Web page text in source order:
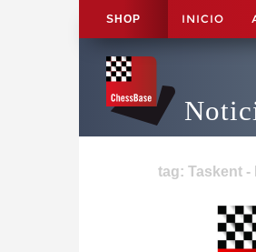
SHOP INICIO
tag: Taskent -